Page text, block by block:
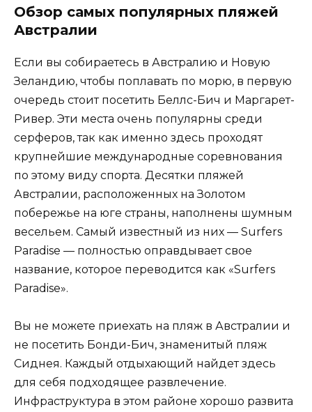
Обзор самых популярных пляжей
Австралии
Если вы собираетесь в Австралию и Новую
Зеландию, чтобы поплавать по морю, в первую
очередь стоит посетить Беллс-Бич и Маргарет-
Ривер. Эти места очень популярны среди
серферов, так как именно здесь проходят
крупнейшие международные соревнования
по этому виду спорта. Десятки пляжей
Австралии, расположенных на Золотом
побережье на юге страны, наполнены шумным
весельем. Самый известный из них — Surfers
Paradise — полностью оправдывает свое
название, которое переводится как «Surfers
Paradise».
Вы не можете приехать на пляж в Австралии и
не посетить Бонди-Бич, знаменитый пляж
Сиднея. Каждый отдыхающий найдет здесь
для себя подходящее развлечение.
Инфраструктура в этом районе хорошо развита